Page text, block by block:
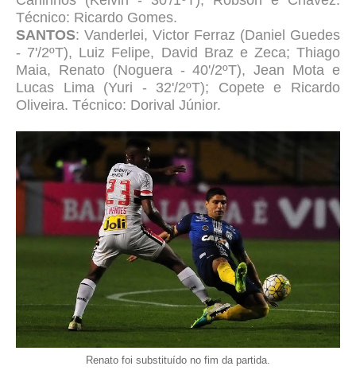
Técnico: Ricardo Gomes.
SANTOS: Vanderlei, Victor Ferraz (Daniel Guedes
- 7'/2ºT), Luiz Felipe, David Braz e Zeca; Thiago
Maia, Renato (Noguera - 40'/2ºT), Jean Mota e
Lucas Lima (Yuri - 32'/2ºT); Copete e Ricardo
Oliveira. Técnico: Dorival Júnior.
Renato foi substituído no fim da partida.